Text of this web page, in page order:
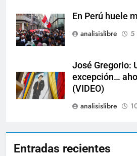
En Perú huele
analisislibre
5
José Gregorio:
excepción…
(VIDEO)
analisislibre
Entradas recientes